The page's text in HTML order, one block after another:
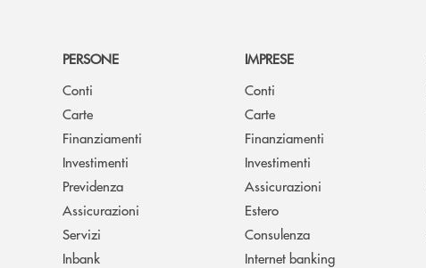
PERSONE
Conti
Carte
Finanziamenti
Investimenti
Previdenza
Assicurazioni
Servizi
Inbank
IMPRESE
Conti
Carte
Finanziamenti
Investimenti
Assicurazioni
Estero
Consulenza
Internet banking